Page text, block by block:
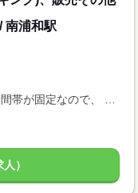
南浦和駅
【固定シフト制】 勤務する曜日・時間帯が固定なので、 プライベートの計画も立てやすいです！
）